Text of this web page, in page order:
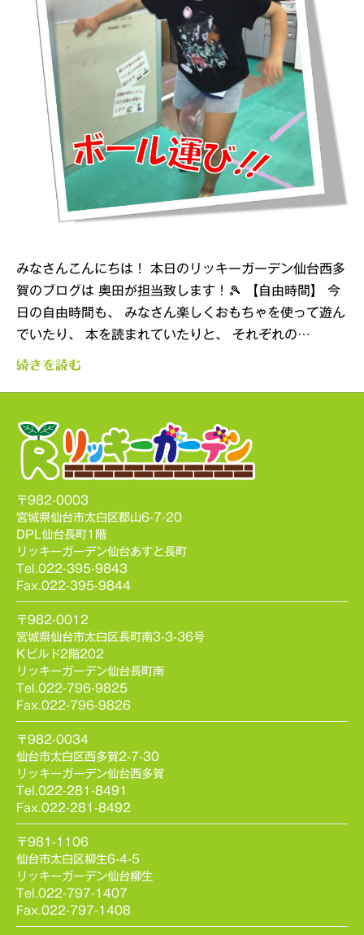
みなさんこんにちは！ 本日のリッキーガーデン仙台西多
賀のブログは 奥田が担当致します！🎾 【自由時間】 今
日の自由時間も、 みなさん楽しくおもちゃを使って遊ん
でいたり、 本を読まれていたりと、 それぞれの…
続きを読む
〒982-0003
宮城県仙台市太白区郡山6-7-20
DPL仙台長町1階
リッキーガーデン仙台あすと長町
Tel.022-395-9843
Fax.022-395-9844
〒982-0012
宮城県仙台市太白区長町南3-3-36号
Kビルド2階202
リッキーガーデン仙台長町南
Tel.022-796-9825
Fax.022-796-9826
〒982-0034
仙台市太白区西多賀2-7-30
リッキーガーデン仙台西多賀
Tel.022-281-8491
Fax.022-281-8492
〒981-1106
仙台市太白区柳生6-4-5
リッキーガーデン仙台柳生
Tel.022-797-1407
Fax.022-797-1408